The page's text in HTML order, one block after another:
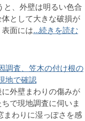
と、外壁は明るい色合
として大きな破損が
面には...続きを読む
調査、笠木の付け根の
地で確認
外壁まわりの傷みが
で現地調査に伺いま
まわりに湿っぽさを感